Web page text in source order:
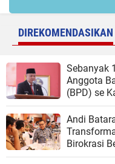
DIREKOMENDASIKAN
Sebanyak
Anggota
(BPD) se
Andi
Transformasi Digital Wujudkan
Birokrasi